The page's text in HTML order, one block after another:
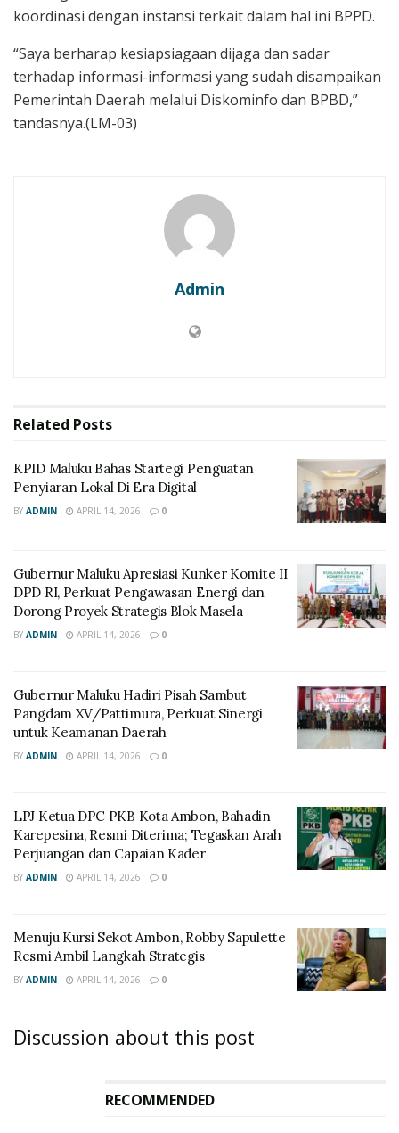
koordinasi dengan instansi terkait dalam hal ini BPPD.
“Saya berharap kesiapsiagaan dijaga dan sadar
terhadap informasi-informasi yang sudah disampaikan
Pemerintah Daerah melalui Diskominfo dan BPBD,”
tandasnya.(LM-03)
Admin
Related Posts
KPID Maluku Bahas Startegi Penguatan
Penyiaran Lokal Di Era Digital
BY ADMIN APRIL 14, 2026 0
Gubernur Maluku Apresiasi Kunker Komite II
DPD RI, Perkuat Pengawasan Energi dan
Dorong Proyek Strategis Blok Masela
BY ADMIN APRIL 14, 2026 0
Gubernur Maluku Hadiri Pisah Sambut
Pangdam XV/Pattimura, Perkuat Sinergi
untuk Keamanan Daerah
BY ADMIN APRIL 14, 2026 0
LPJ Ketua DPC PKB Kota Ambon, Bahadin
Karepesina, Resmi Diterima; Tegaskan Arah
Perjuangan dan Capaian Kader
BY ADMIN APRIL 14, 2026 0
Menuju Kursi Sekot Ambon, Robby Sapulette
Resmi Ambil Langkah Strategis
BY ADMIN APRIL 14, 2026 0
Discussion about this post
RECOMMENDED